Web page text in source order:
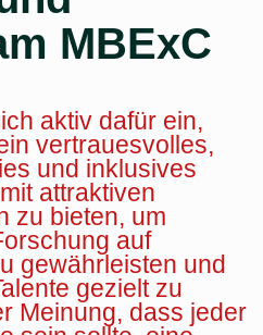
MBExC
aktiv dafür ein,
vertrauesvolles,
und inklusives
attraktiven
zu bieten, um
auf
gewährleisten und
gezielt zu
Meinung, dass jeder